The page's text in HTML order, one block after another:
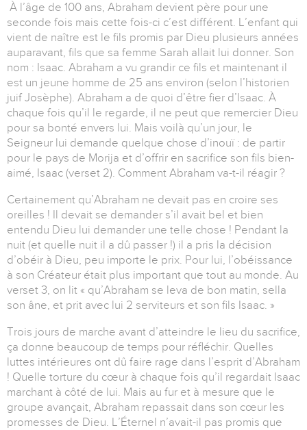
À l’âge de 100 ans, Abraham devient père pour une
seconde fois mais cette fois-ci c’est différent. L’enfant qui
vient de naître est le fils promis par Dieu plusieurs années
auparavant, fils que sa femme Sarah allait lui donner. Son
nom : Isaac. Abraham a vu grandir ce fils et maintenant il
est un jeune homme de 25 ans environ (selon l’historien
juif Josèphe). Abraham a de quoi d’être fier d’Isaac. À
chaque fois qu’il le regarde, il ne peut que remercier Dieu
pour sa bonté envers lui. Mais voilà qu’un jour, le
Seigneur lui demande quelque chose d’inouï : de partir
pour le pays de Morija et d’offrir en sacrifice son fils bien-
aimé, Isaac (verset 2). Comment Abraham va-t-il réagir ?
Certainement qu’Abraham ne devait pas en croire ses
oreilles ! Il devait se demander s’il avait bel et bien
entendu Dieu lui demander une telle chose ! Pendant la
nuit (et quelle nuit il a dû passer !) il a pris la décision
d’obéir à Dieu, peu importe le prix. Pour lui, l’obéissance
à son Créateur était plus important que tout au monde. Au
verset 3, on lit « qu’Abraham se leva de bon matin, sella
son âne, et prit avec lui 2 serviteurs et son fils Isaac. »
Trois jours de marche avant d’atteindre le lieu du sacrifice,
ça donne beaucoup de temps pour réfléchir. Quelles
luttes intérieures ont dû faire rage dans l’esprit d’Abraham
! Quelle torture du cœur à chaque fois qu’il regardait Isaac
marchant à côté de lui. Mais au fur et à mesure que le
groupe avançait, Abraham repassait dans son cœur les
promesses de Dieu. L’Éternel n’avait-il pas promis que